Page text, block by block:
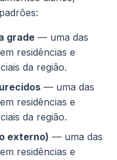
grade — uma das
residências e
da região.
— uma das
residências e
da região.
externo) — uma das
residências e